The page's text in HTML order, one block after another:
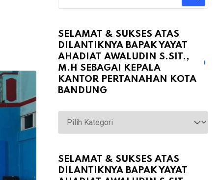
SELAMAT & SUKSES ATAS
DILANTIKNYA BAPAK YAYAT
AHADIAT AWALUDIN S.SIT.,
M.H SEBAGAI KEPALA
KANTOR PERTANAHAN KOTA
BANDUNG
Selamat
&
atas
Dilantiknya
SELAMAT & SUKSES ATAS
DILANTIKNYA BAPAK YAYAT